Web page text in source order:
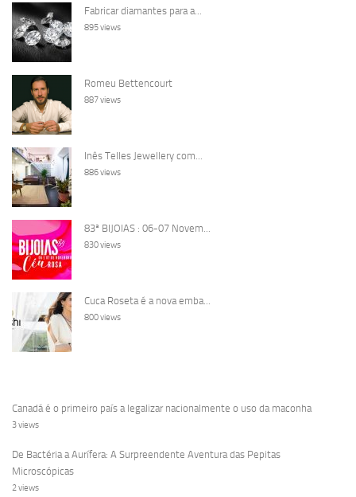
Fabricar diamantes para a...
895 views
Romeu Bettencourt
887 views
Inês Telles Jewellery com...
886 views
83ª BIJOIAS : 06-07 Novem...
830 views
Cuca Roseta é a nova emba...
800 views
Canadá é o primeiro país a legalizar nacionalmente o uso da maconha
3 views
De Bactéria a Aurífera: A Surpreendente Aventura das Pepitas
Microscópicas
2 views